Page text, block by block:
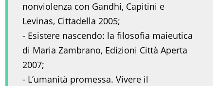
nonviolenza con Gandhi, Capitini e
Levinas, Cittadella 2005;
- Esistere nascendo: la filosofia maieutica
di Maria Zambrano, Edizioni Città Aperta
2007;
- L’umanità promessa. Vivere il